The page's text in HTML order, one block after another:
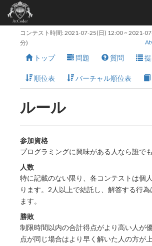
コンテスト時間: 2021-07-25(日) 12:00~ 2021-
分)
トップ 問題 質問
順位表 バーチャル順位表
ルール
参加資格
プログラミングに興味がある人なら誰で
人数
特に記載のない限り、各コンテストは個
ります。2人以上で結託し、解答する行為
ます。
勝敗
制限時間以内の合計得点がより高い人が
点が同じ場合はより早く解いた人の方が